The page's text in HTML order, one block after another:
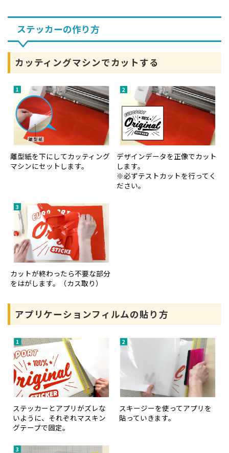
ステッカーの作り方
カッティングマシンでカットする
離型紙を下にしてカッティング
マシンにセットします。
デザインデータを正像でカット
します。
※必ずテストカットを行ってく
ださい。
カットが終わったら不要な部分
をはがします。（カス取り）
アプリケーションフィルムの貼り方
ステッカーとアプリがズレな
いように、それぞれマスキン
グテープで固定。
スキージーを使ってアプリを
貼っていきます。